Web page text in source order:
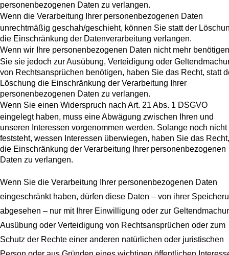
personenbezogenen Daten zu verlangen.
Wenn die Verarbeitung Ihrer personenbezogenen Daten
unrechtmäßig geschah/geschieht, können Sie statt der
die Einschränkung der Datenverarbeitung verlangen.
Wenn wir Ihre personenbezogenen Daten nicht mehr
Sie sie jedoch zur Ausübung, Verteidigung oder
von Rechtsansprüchen benötigen, haben Sie das Recht, statt
Löschung die Einschränkung der Verarbeitung Ihrer
personenbezogenen Daten zu verlangen.
Wenn Sie einen Widerspruch nach Art. 21 Abs. 1 DSGVO
eingelegt haben, muss eine Abwägung zwischen Ihren und
unseren Interessen vorgenommen werden. Solange noch nicht
feststeht, wessen Interessen überwiegen, haben Sie das Recht,
die Einschränkung der Verarbeitung Ihrer personenbezogenen
Daten zu verlangen.
Wenn Sie die Verarbeitung Ihrer personenbezogenen Daten
eingeschränkt haben, dürfen diese Daten – von ihrer
abgesehen – nur mit Ihrer Einwilligung oder zur
Ausübung oder Verteidigung von Rechtsansprüchen oder zum
Schutz der Rechte einer anderen natürlichen oder juristischen